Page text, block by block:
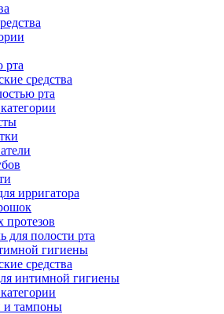
рта
средства
рта
ирригатора
протезов
для полости рта
гигиены
средства
интимной гигиены
и тампоны